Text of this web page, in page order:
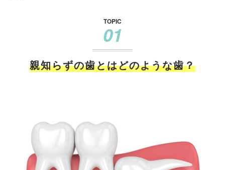
TOPIC
01
親知らずの歯とはどのような歯？